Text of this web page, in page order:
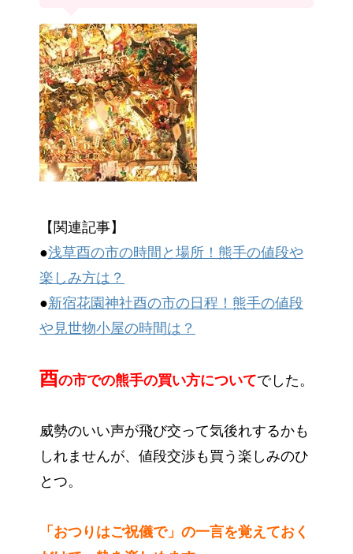
【関連記事】
●浅草酉の市の時間と場所！熊手の値段や
楽しみ方は？
●新宿花園神社酉の市の日程！熊手の値段
や見世物小屋の時間は？
酉の市での熊手の買い方についてでした。
威勢のいい声が飛び交って気後れするかも
しれませんが、値段交渉も買う楽しみのひ
とつ。
「おつりはご祝儀で」の一言を覚えておく